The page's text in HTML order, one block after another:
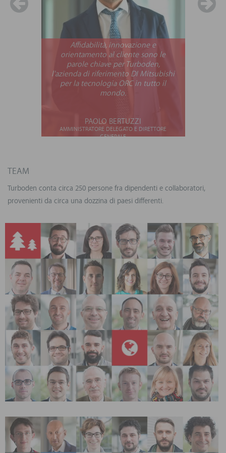
Affidabilità, innovazione e
orientamento al cliente sono le
parole chiave per Turboden,
l'azienda di riferimento DI Mitsubishi
per la tecnologia ORC in tutto il
mondo.
PAOLO BERTUZZI
AMMINISTRATORE DELEGATO E DIRETTORE
GENERALE
TEAM
Turboden conta circa 250 persone fra dipendenti e collaboratori,
provenienti da circa una dozzina di paesi differenti.